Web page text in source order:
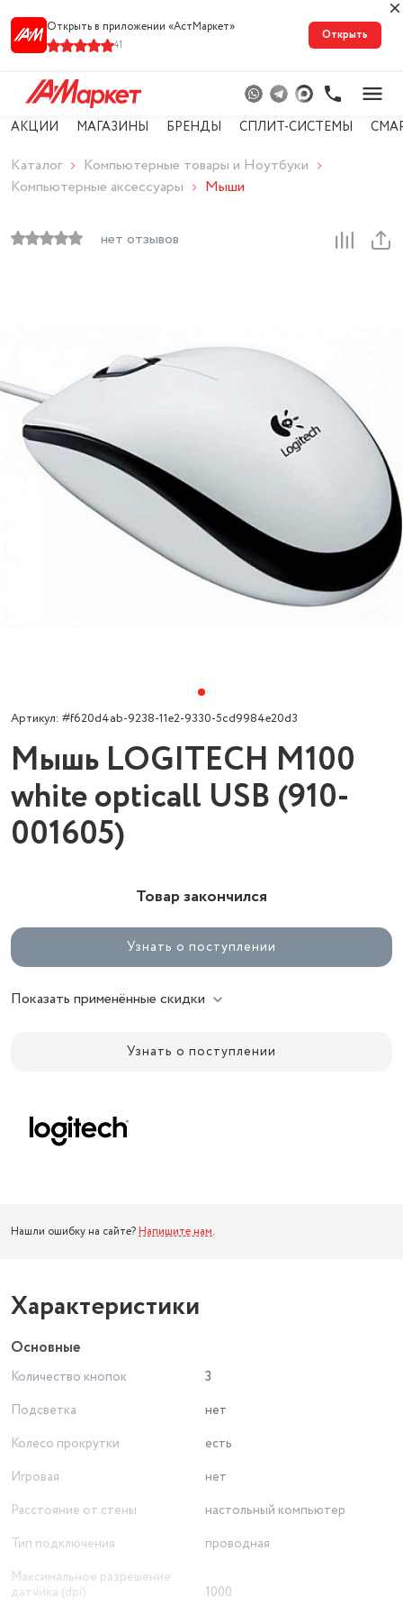
Открыть в приложении «АстМарке‪т‬»
41
Открыть
АКЦИИ МАГАЗИНЫ БРЕНДЫ СПЛИТ-СИСТЕМЫ
Каталог
Компьютерные товары и Ноутбуки
Компьютерные аксессуары
Мыши
нет отзывов
Артикул: #f620d4ab-9238-11e2-9330-5cd9984e20d3
Мышь LOGITECH M100
white opticall USB (910-
001605)
Товар закончился
Узнать о поступлении
Показать применённые скидки
Узнать о поступлении
Нашли ошибку на сайте? Напишите нам.
Характеристики
Основные
Количество кнопок
3
Подсветка
нет
Колесо прокрутки
есть
Игровая
нет
Расстояние от стены
настольный компьютер
Тип подключения
проводная
Максимальное разрешение
датчика (dpi)
1000